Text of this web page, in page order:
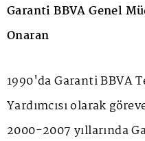
Garanti BBVA Genel
Onaran
1990'da Garanti BBVA
Yardımcısı olarak
2000-2007 yıllarında